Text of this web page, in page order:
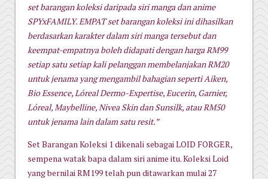
set barangan koleksi daripada siri manga dan anime
SPYxFAMILY. EMPAT set barangan koleksi ini dihasilkan
berdasarkan karakter dalam siri manga tersebut dan
keempat-empatnya boleh didapati dengan harga RM99
setiap satu setiap kali pelanggan membelanjakan RM20
untuk jenama yang mengambil bahagian seperti Aiken,
Bio Essence, Lóreal Dermo-Expertise, Eucerin, Garnier,
Lóreal, Maybelline, Nivea Skin dan Sunsilk, atau RM50
untuk jenama lain dalam satu resit.”
Set Barangan Koleksi 1 dikenali sebagai LOID FORGER,
sempena watak bapa dalam siri anime itu. Koleksi Loid
yang bernilai RM199 telah pun ditawarkan mulai 27